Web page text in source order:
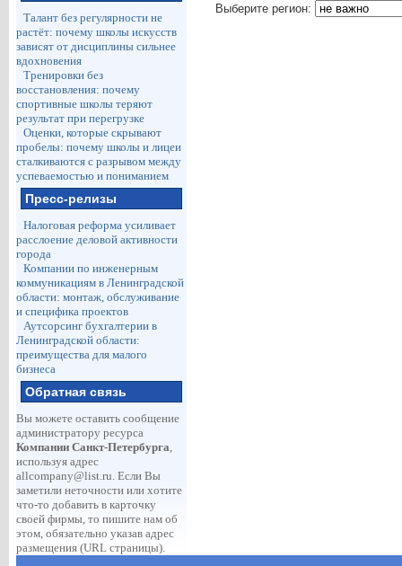
Талант без регулярности не
растёт: почему школы искусств
зависят от дисциплины сильнее
вдохновения
Тренировки без
восстановления: почему
спортивные школы теряют
результат при перегрузке
Оценки, которые скрывают
пробелы: почему школы и лицеи
сталкиваются с разрывом между
успеваемостью и пониманием
Пресс-релизы
Налоговая реформа усиливает
расслоение деловой активности
города
Компании по инженерным
коммуникациям в Ленинградской
области: монтаж, обслуживание
и специфика проектов
Аутсорсинг бухгалтерии в
Ленинградской области:
преимущества для малого
бизнеса
Обратная связь
Вы можете оставить сообщение
администратору ресурса
Компании Санкт-Петербурга,
используя адрес
allcompany@list.ru. Если Вы
заметили неточности или хотите
что-то добавить в карточку
своей фирмы, то пишите нам об
этом, обязательно указав адрес
размещения (URL страницы).
Выберите регион: